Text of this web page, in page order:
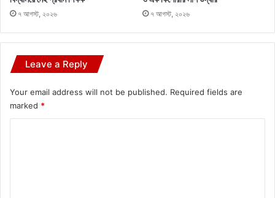
৭ আগস্ট, ২০২৬ ৭ আগস্ট, ২০২৬
Leave a Reply
Your email address will not be published. Required fields are
marked *